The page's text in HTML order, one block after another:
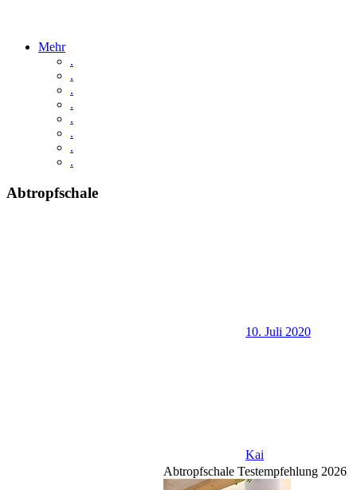
Mehr
.
.
.
.
.
.
.
.
Abtropfschale
10. Juli 2020
Kai
Abtropfschale Testempfehlung 2026